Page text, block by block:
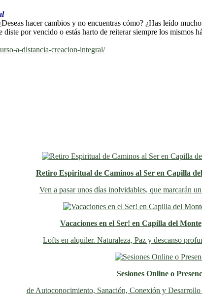
hacer cambios y no encuentras cómo? ¿Has leído
por vencido o estás harto de reiterar siempre los mismos
a-distancia-creacion-integral/
Retiro Espiritual de Caminos al Ser en Capilla
Ven a pasar unos días inolvidables, que marcarán
Vacaciones en el Ser! en Capilla del
Lofts en alquiler. Naturaleza, Paz y descanso
Sesiones Online o
de Autoconocimiento, Sanación, Conexión y